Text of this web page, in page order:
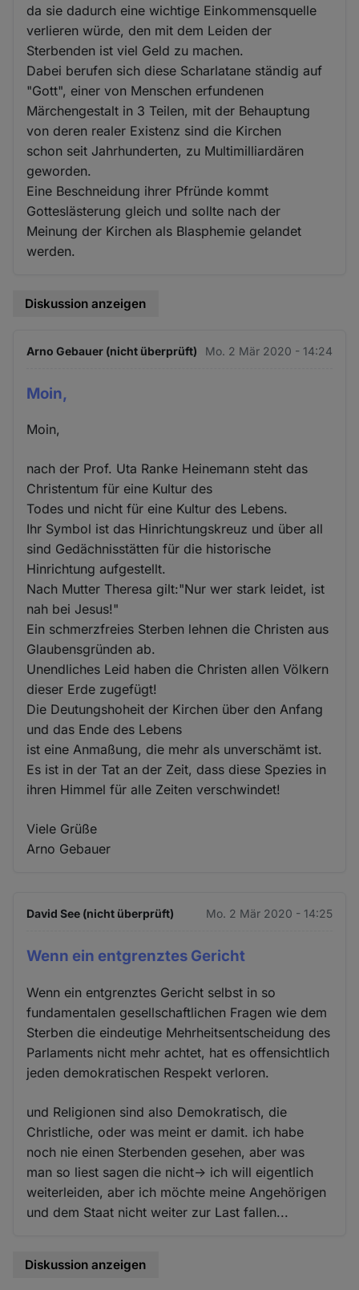
da sie dadurch eine wichtige Einkommensquelle
verlieren würde, den mit dem Leiden der
Sterbenden ist viel Geld zu machen.
Dabei berufen sich diese Scharlatane ständig auf
"Gott", einer von Menschen erfundenen
Märchengestalt in 3 Teilen, mit der Behauptung
von deren realer Existenz sind die Kirchen
schon seit Jahrhunderten, zu Multimilliardären
geworden.
Eine Beschneidung ihrer Pfründe kommt
Gotteslästerung gleich und sollte nach der
Meinung der Kirchen als Blasphemie gelandet
werden.
Diskussion anzeigen
Arno Gebauer (nicht überprüft) Mo. 2 Mär 2020 - 14:24
Moin,
Moin,
nach der Prof. Uta Ranke Heinemann steht das
Christentum für eine Kultur des
Todes und nicht für eine Kultur des Lebens.
Ihr Symbol ist das Hinrichtungskreuz und über all
sind Gedächnisstätten für die historische
Hinrichtung aufgestellt.
Nach Mutter Theresa gilt:"Nur wer stark leidet, ist
nah bei Jesus!"
Ein schmerzfreies Sterben lehnen die Christen aus
Glaubensgründen ab.
Unendliches Leid haben die Christen allen Völkern
dieser Erde zugefügt!
Die Deutungshoheit der Kirchen über den Anfang
und das Ende des Lebens
ist eine Anmaßung, die mehr als unverschämt ist.
Es ist in der Tat an der Zeit, dass diese Spezies in
ihren Himmel für alle Zeiten verschwindet!
Viele Grüße
Arno Gebauer
David See (nicht überprüft) Mo. 2 Mär 2020 - 14:25
Wenn ein entgrenztes Gericht
Wenn ein entgrenztes Gericht selbst in so
fundamentalen gesellschaftlichen Fragen wie dem
Sterben die eindeutige Mehrheitsentscheidung des
Parlaments nicht mehr achtet, hat es offensichtlich
jeden demokratischen Respekt verloren.
und Religionen sind also Demokratisch, die
Christliche, oder was meint er damit. ich habe
noch nie einen Sterbenden gesehen, aber was
man so liest sagen die nicht-> ich will eigentlich
weiterleiden, aber ich möchte meine Angehörigen
und dem Staat nicht weiter zur Last fallen...
Diskussion anzeigen